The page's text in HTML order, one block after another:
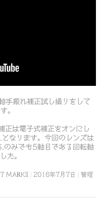
手振れ補正試し撮りをして
。
正は電子式補正をオンにし
なります。今回のレンズは
のみでも5軸目である回転軸
た。
MARKII 2016年7月7日
管理